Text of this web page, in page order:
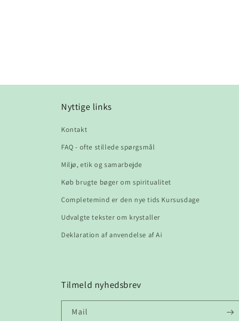
Nyttige links
Kontakt
FAQ - ofte stillede spørgsmål
Miljø, etik og samarbejde
Køb brugte bøger om spiritualitet
Completemind er den nye tids Kursusdage
Udvalgte tekster om krystaller
Deklaration af anvendelse af Ai
Tilmeld nyhedsbrev
Mail